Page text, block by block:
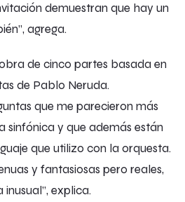
demuestran que hay un
agrega.
de cinco partes basada en
de Pablo Neruda.
que me parecieron más
sinfónica y que además están
que utilizo con la orquesta.
y fantasiosas pero reales,
explica.